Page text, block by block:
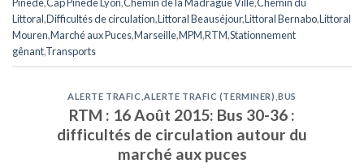
Pinède,Cap Pinède Lyon,Chemin de la Madrague Ville,Chemin du
Littoral,Difficultés de circulation,Littoral Beauséjour,Littoral Bernabo,Littoral
Mouren,Marché aux Puces,Marseille,MPM,RTM,Stationnement
gênant,Transports
ALERTE TRAFIC ,ALERTE TRAFIC (TERMINER) ,BUS
RTM : 16 Août 2015: Bus 30-36 :
difficultés de circulation autour du
marché aux puces